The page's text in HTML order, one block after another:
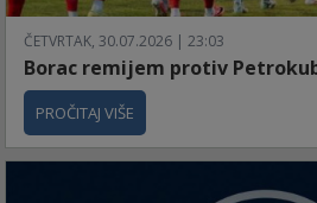
ČETVRTAK, 30.07.2026 | 23:03
Borac remijem protiv
PROČITAJ VIŠE